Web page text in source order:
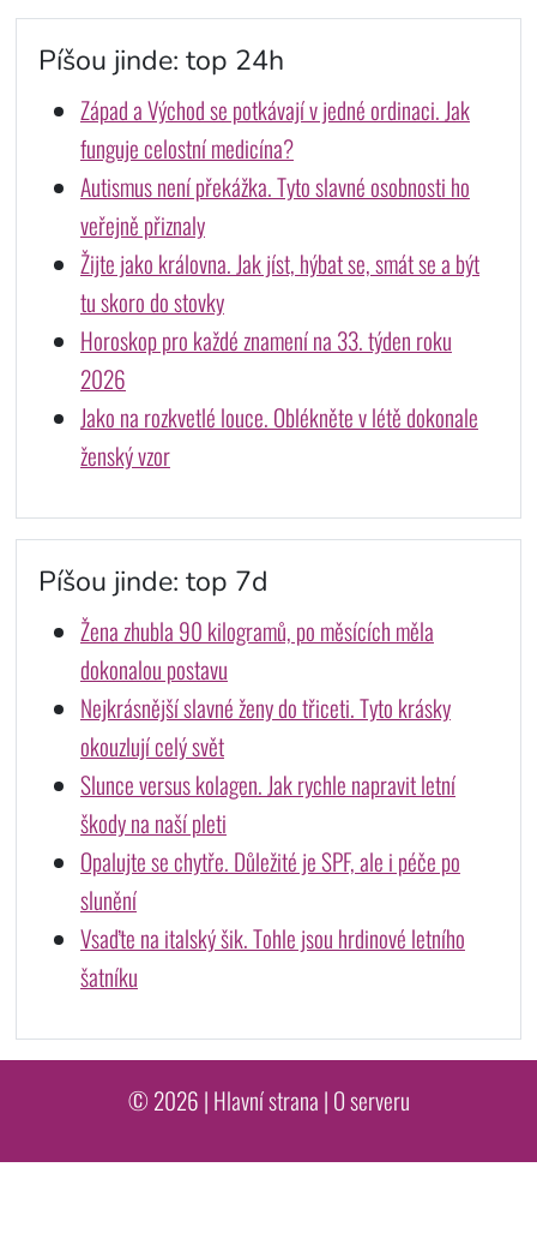
Píšou jinde: top 24h
Západ a Východ se potkávají v jedné ordinaci. Jak
funguje celostní medicína?
Autismus není překážka. Tyto slavné osobnosti ho
veřejně přiznaly
Žijte jako královna. Jak jíst, hýbat se, smát se a být
tu skoro do stovky
Horoskop pro každé znamení na 33. týden roku
2026
Jako na rozkvetlé louce. Oblékněte v létě dokonale
ženský vzor
Píšou jinde: top 7d
Žena zhubla 90 kilogramů, po měsících měla
dokonalou postavu
Nejkrásnější slavné ženy do třiceti. Tyto krásky
okouzlují celý svět
Slunce versus kolagen. Jak rychle napravit letní
škody na naší pleti
Opalujte se chytře. Důležité je SPF, ale i péče po
slunění
Vsaďte na italský šik. Tohle jsou hrdinové letního
šatníku
© 2026 | Hlavní strana | O serveru